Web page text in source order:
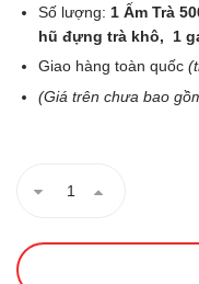
Số lượng: 1 Ấm Trà
hũ đựng trà khô, 1
Giao hàng toàn quốc
(Giá trên chưa bao